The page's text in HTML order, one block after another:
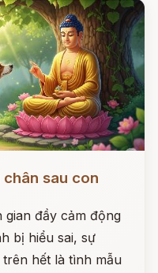
sau con
đầy cảm động
bị hiểu sai, sự
hết là tình mẫu